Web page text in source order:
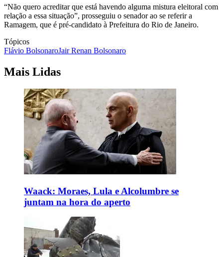
“Não quero acreditar que está havendo alguma mistura eleitoral com
relação a essa situação”, prosseguiu o senador ao se referir a
Ramagem, que é pré-candidato à Prefeitura do Rio de Janeiro.
Tópicos
Flávio BolsonaroJair Renan Bolsonaro
Mais Lidas
Waack: Moraes, Lula e Alcolumbre se
juntam na hora do aperto